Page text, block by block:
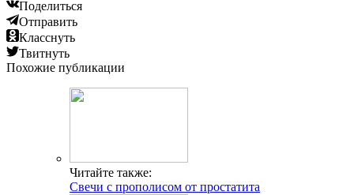
Поделиться
Отправить
Класснуть
Твитнуть
Похожие публикации
Читайте также:
Свечи с прополисом от простатита